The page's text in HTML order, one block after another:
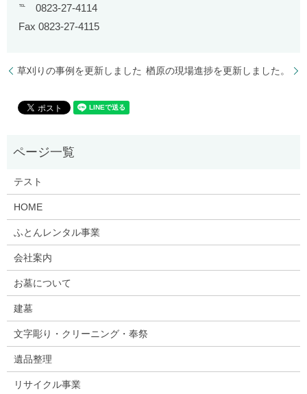
℡ 0823-27-4114
Fax 0823-27-4115
草刈りの事例を更新しました 楢原の現場進捗を更新しました。
テスト
HOME
ふとんレンタル事業
会社案内
お墓について
建墓
文字彫り・クリーニング・奉祭
遺品整理
リサイクル事業